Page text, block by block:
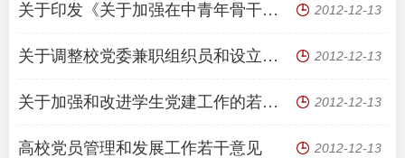
关于印发《关于加强在中青年骨干教师中发展党员工作的意见》等党员发展教育管理规定的通知 2012-12-13
关于调整校党委兼职组织员和设立基层党组织兼职组织员的通知 2012-12-13
关于加强和改进学生党建工作的若干意见 2012-12-13
高校党员管理和发展工作若干意见 2012-12-13